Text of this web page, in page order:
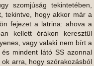
szomjúság tekintetében,
tekintve, hogy akkor már a
fejezet a latrina: ahova a
kellett órákon keresztül
vagy valaki nem bírt a
mindent látó SS azonnal
arra, hogy szórakozásból